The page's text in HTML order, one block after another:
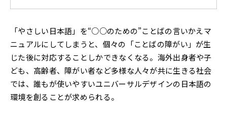
「やさしい日本語」を“○○のための”ことばの言いかえマ
ニュアルにしてしまうと、個々の「ことばの障がい」が生
じた後に対応することしかできなくなる。海外出身者や子
ども、高齢者、障がい者など多様な人々が共に生きる社会
では、誰もが使いやすいユニバーサルデザインの日本語の
環境を創ることが求められる。